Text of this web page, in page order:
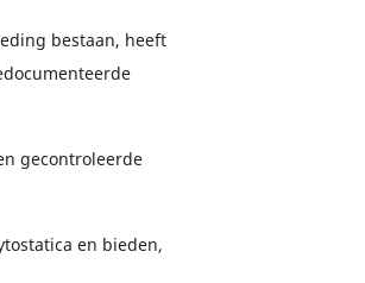
bestaan, heeft
gecontroleerde
en bieden,